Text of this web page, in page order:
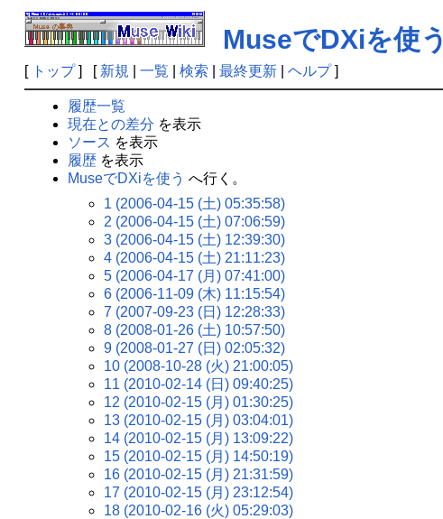
MuseでDXiを使う
[ トップ] [ 新規 一覧 検索 最終更新| ヘルプ]
履歴一覧
現在との差分 を表示
ソース を表示
履歴を表示
MuseでDXiを使う へ行く。
1 (2006-04-15 (土) 05:35:58)
2 (2006-04-15 (土) 07:06:59)
3 (2006-04-15 (土) 12:39:30)
4 (2006-04-15 (土) 21:11:23)
5 (2006-04-17 (月) 07:41:00)
6 (2006-11-09 (木) 11:15:54)
7 (2007-09-23 (日) 12:28:33)
8 (2008-01-26 (土) 10:57:50)
9 (2008-01-27 (日) 02:05:32)
10 (2008-10-28 (火) 21:00:05)
11 (2010-02-14 (日) 09:40:25)
12 (2010-02-15 (月) 01:30:25)
13 (2010-02-15 (月) 03:04:01)
14 (2010-02-15 (月) 13:09:22)
15 (2010-02-15 (月) 14:50:19)
16 (2010-02-15 (月) 21:31:59)
17 (2010-02-15 (月) 23:12:54)
18 (2010-02-16 (火) 05:29:03)